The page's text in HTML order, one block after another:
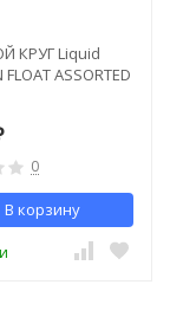
КРУГ Liquid
FLOAT ASSORTED
0
В корзину